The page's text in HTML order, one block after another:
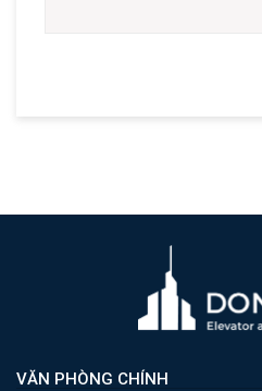
VĂN PHÒNG CHÍNH